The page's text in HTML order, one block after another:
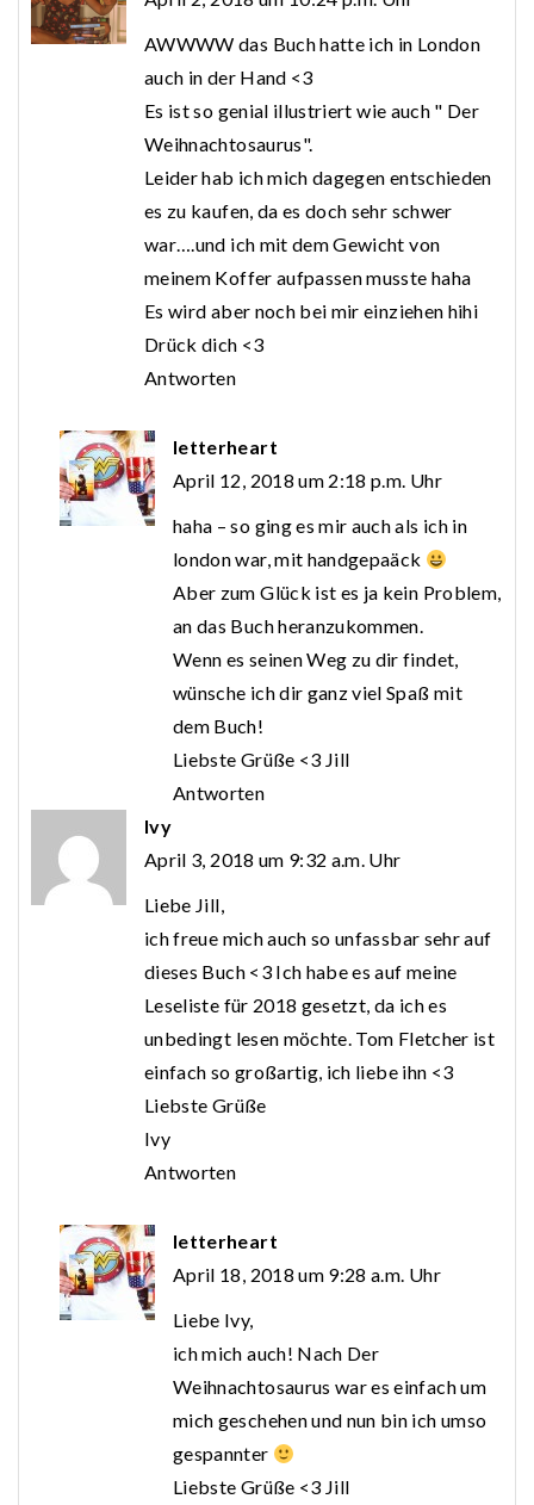
AWWWW das Buch hatte ich in London
auch in der Hand <3
Es ist so genial illustriert wie auch " Der
Weihnachtosaurus".
Leider hab ich mich dagegen entschieden
es zu kaufen, da es doch sehr schwer
war….und ich mit dem Gewicht von
meinem Koffer aufpassen musste haha
Es wird aber noch bei mir einziehen hihi
Drück dich <3
Antworten
letterheart
April 12, 2018 um 2:18 p.m. Uhr
haha – so ging es mir auch als ich in
london war, mit handgepaäck
Aber zum Glück ist es ja kein Problem,
an das Buch heranzukommen.
Wenn es seinen Weg zu dir findet,
wünsche ich dir ganz viel Spaß mit
dem Buch!
Liebste Grüße <3 Jill
Antworten
Ivy
April 3, 2018 um 9:32 a.m. Uhr
Liebe Jill,
ich freue mich auch so unfassbar sehr auf
dieses Buch <3 Ich habe es auf meine
Leseliste für 2018 gesetzt, da ich es
unbedingt lesen möchte. Tom Fletcher ist
einfach so großartig, ich liebe ihn <3
Liebste Grüße
Ivy
Antworten
letterheart
April 18, 2018 um 9:28 a.m. Uhr
Liebe Ivy,
ich mich auch! Nach Der
Weihnachtosaurus war es einfach um
mich geschehen und nun bin ich umso
gespannter
Liebste Grüße <3 Jill